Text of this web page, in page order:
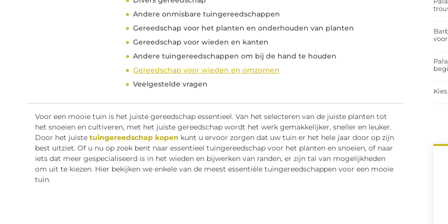
Andere onmisbare tuingereedschappen
Gereedschap voor het planten en onderhouden van planten
Gereedschap voor wieden en kanten
Andere tuingereedschappen om bij de hand te houden
Gereedschap voor wieden en omzomen
Veelgestelde vragen
Voor een mooie tuin is het juiste gereedschap essentieel. Van het selecteren van de juiste planten tot
het snoeien en cultiveren, met het juiste gereedschap wordt het werk gemakkelijker, sneller en leuker.
Door het juiste tuingereedschap kopen kunt u ervoor zorgen dat uw tuin er het hele jaar door op zijn
best uitziet. Of u nu op zoek bent naar essentieel tuingereedschap voor het planten en snoeien, of naar
iets dat meer gespecialiseerd is in het wieden en bijwerken van randen, er zijn tal van mogelijkheden
om uit te kiezen. Hier bekijken we enkele van de meest essentiële tuingereedschappen voor een mooie
tuin.